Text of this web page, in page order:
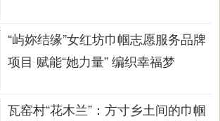
“屿妳结缘”女红坊巾帼志愿服务品牌
项目 赋能“她力量” 编织幸福梦
瓦窑村“花木兰”：方寸乡土间的巾帼